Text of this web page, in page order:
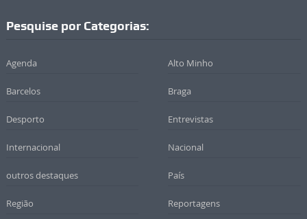
Pesquise por Categorias:
Agenda Alto Minho
Barcelos Braga
Desporto Entrevistas
Internacional Nacional
outros destaques País
Região Reportagens